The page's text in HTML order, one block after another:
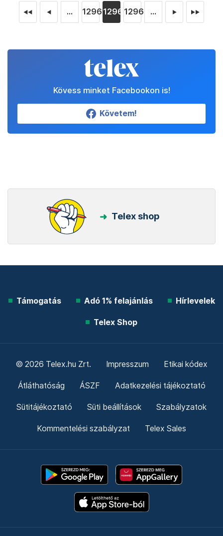
◄◄ ◄ ... 129671296812969 ... ► ►►
Kövess minket Facebookon is!
Követem!
Telex shop
Támogatás Adó 1% felajánlás Hírlevelek
Telex Shop
© 2026 Telex.hu Zrt. Impresszum Etikai kódex
Átláthatóság ÁSZF Adatkezelési tájékoztató
Sütitájékoztató Süti beállítások Szabályzatok
Kommentelési szabályzat Telex Sales